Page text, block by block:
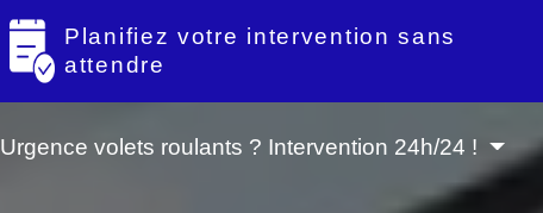
Planifiez votre intervention sans
attendre
Urgence volets roulants ? Intervention 24h/24 !